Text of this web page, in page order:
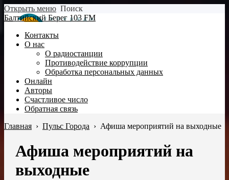
Открыть меню Поиск
Балтийский Берег 103 FM
Контакты
О нас
О радиостанции
Противодействие коррупции
Обработка персональных данных
Онлайн
Авторы
Счастливое число
Обратная связь
Главная › Пульс Города › Афиша мероприятий на выходные
Афиша мероприятий на
выходные